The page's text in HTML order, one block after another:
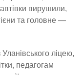
автівки вирушили,
та головне —
ліцею,
педагогам